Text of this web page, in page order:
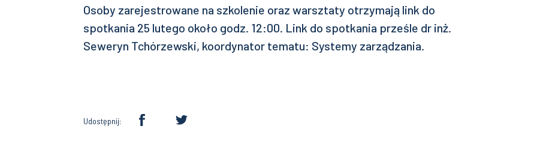
Osoby zarejestrowane na szkolenie oraz warsztaty otrzymają link do
spotkania 25 lutego około godz. 12:00. Link do spotkania prześle dr inż.
Seweryn Tchórzewski, koordynator tematu: Systemy zarządzania.
Udostępnij: